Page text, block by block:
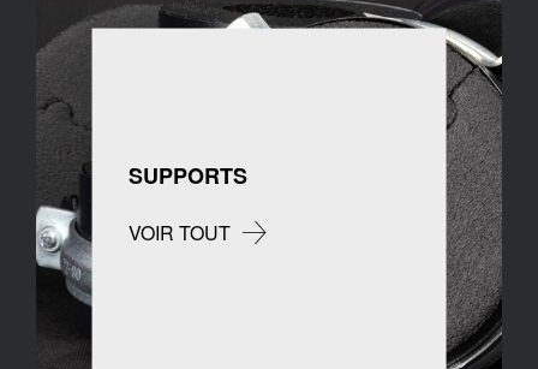
SUPPORTS
VOIR TOUT